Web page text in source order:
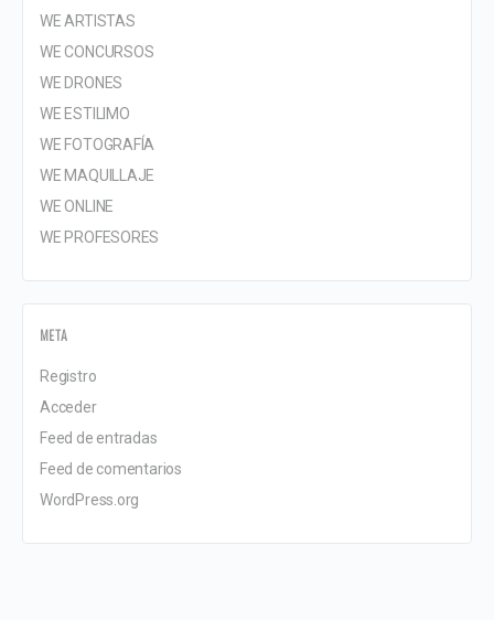
WE ARTISTAS
WE CONCURSOS
WE DRONES
WE ESTILIMO
WE FOTOGRAFÍA
WE MAQUILLAJE
WE ONLINE
WE PROFESORES
META
Registro
Acceder
Feed de entradas
Feed de comentarios
WordPress.org